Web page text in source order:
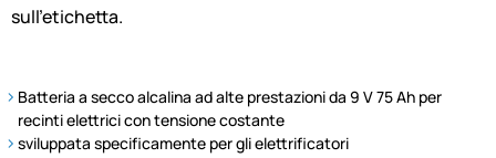
Batteria a secco alcalina ad alte prestazioni da 9 V 75 Ah per
recinti elettrici con tensione costante
sviluppata specificamente per gli elettrificatori